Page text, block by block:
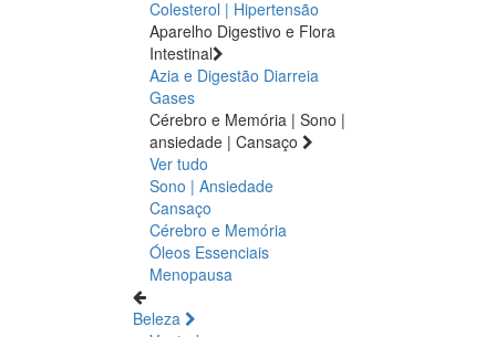
Colesterol | Hipertensão
Aparelho Digestivo e Flora
Intestinal
Azia e Digestão Diarreia
Gases
Cérebro e Memória | Sono |
ansiedade | Cansaço
Ver tudo
Sono | Ansiedade
Cansaço
Cérebro e Memória
Óleos Essenciais
Menopausa
Beleza